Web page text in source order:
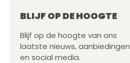
BLIJF OP DE HOOGTE
Blijf op de hoogte van ons
laatste nieuws, aanbiedingen
en social media.